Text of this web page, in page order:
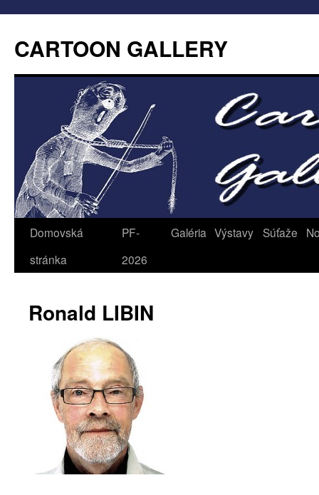
CARTOON GALLERY
Domovská
stránka
PF-
2026
Galéria Výstavy Súťaže
Ronald LIBIN